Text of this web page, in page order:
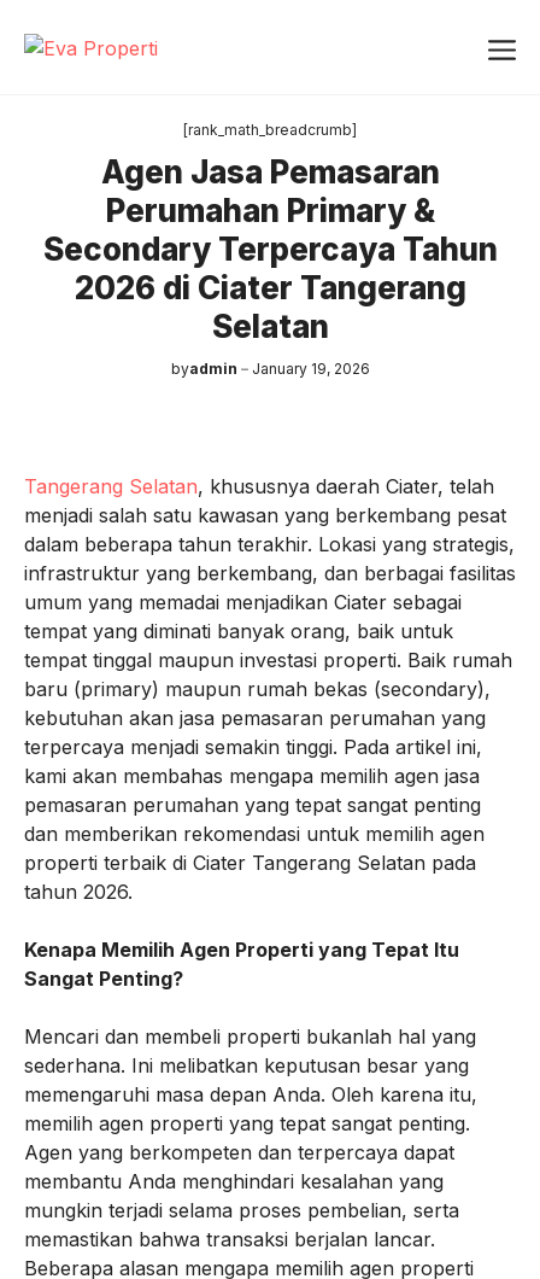
[rank_math_breadcrumb]
Agen Jasa Pemasaran
Perumahan Primary &
Secondary Terpercaya Tahun
2026 di Ciater Tangerang
Selatan
byadmin January 19, 2026
Tangerang Selatan, khususnya daerah Ciater, telah
menjadi salah satu kawasan yang berkembang pesat
dalam beberapa tahun terakhir. Lokasi yang strategis,
infrastruktur yang berkembang, dan berbagai fasilitas
umum yang memadai menjadikan Ciater sebagai
tempat yang diminati banyak orang, baik untuk
tempat tinggal maupun investasi properti. Baik rumah
baru (primary) maupun rumah bekas (secondary),
kebutuhan akan jasa pemasaran perumahan yang
terpercaya menjadi semakin tinggi. Pada artikel ini,
kami akan membahas mengapa memilih agen jasa
pemasaran perumahan yang tepat sangat penting
dan memberikan rekomendasi untuk memilih agen
properti terbaik di Ciater Tangerang Selatan pada
tahun 2026.
Kenapa Memilih Agen Properti yang Tepat Itu
Sangat Penting?
Mencari dan membeli properti bukanlah hal yang
sederhana. Ini melibatkan keputusan besar yang
memengaruhi masa depan Anda. Oleh karena itu,
memilih agen properti yang tepat sangat penting.
Agen yang berkompeten dan terpercaya dapat
membantu Anda menghindari kesalahan yang
mungkin terjadi selama proses pembelian, serta
memastikan bahwa transaksi berjalan lancar.
Beberapa alasan mengapa memilih agen properti